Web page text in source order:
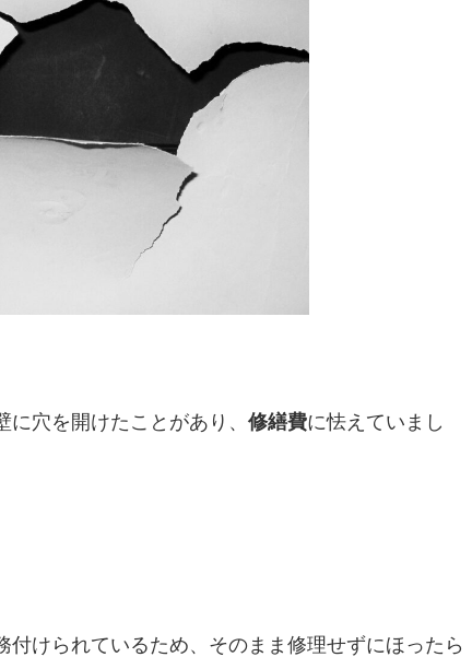
穴を開けたことがあり、 修繕費に怯えていまし
付けられているため、そのまま修理せずにほったら